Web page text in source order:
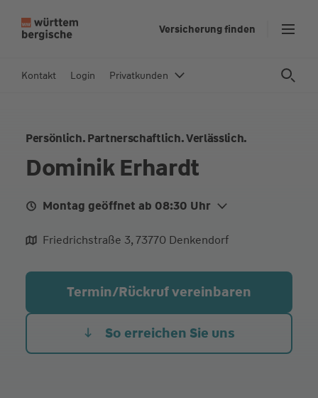
In
Versicherung finden
Kontakt Login Privatkunden
Persönlich. Partnerschaftlich. Verlässlich.
Dominik Erhardt
Montag geöffnet ab 08:30 Uhr
Mo.
08:30 - 12:00
15:00 - 17:30
08:30 - 12:00
sowie nach Vereinbarung
Friedrichstraße 3, 73770 Denkendorf
Termin/Rückruf vereinbaren
So erreichen Sie uns